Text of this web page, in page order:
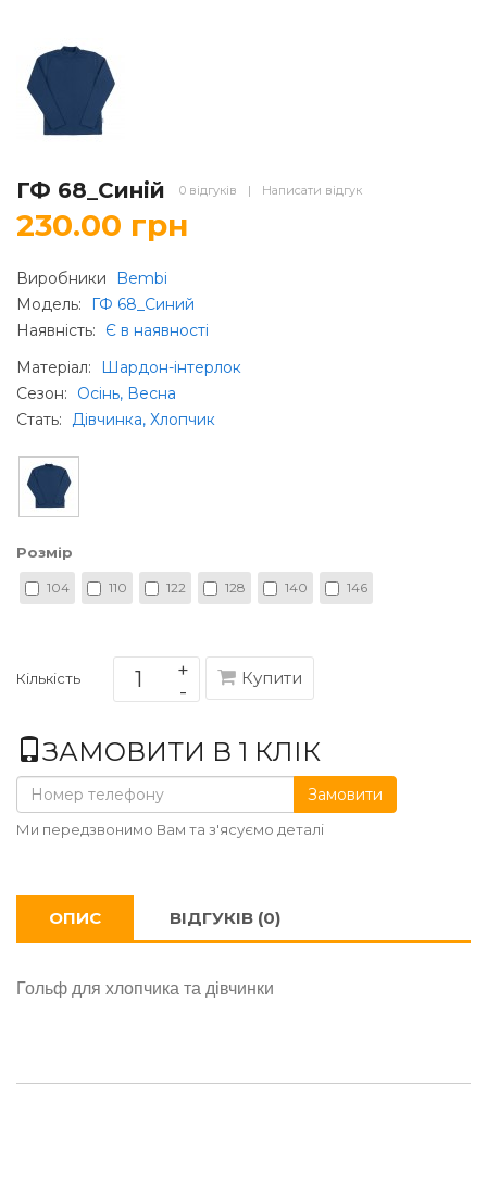
ГФ 68_Синій 0 відгуків | Написати відгук
230.00 грн
Виробники
Bembi
Модель:
ГФ 68_Синий
Наявність:
Є в наявності
Матеріал:
Шардон-інтерлок
Сезон:
Осінь, Весна
Стать: Дівчинка, Хлопчик
Розмір
104 110 122 128 140 146
Кількість Купити
ЗАМОВИТИ В 1 КЛІК
Замовити
Ми передзвонимо Вам та з'ясуємо деталі
ОПИС ВІДГУКІВ (0)
Гольф для хлопчика та дівчинки